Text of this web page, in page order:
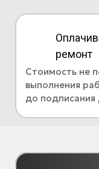
ремонт
Стоимость не
выполнения
до подписания